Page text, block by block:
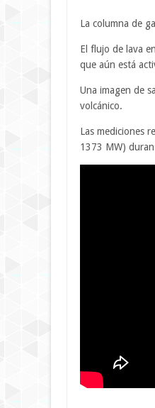
La columna de
El flujo de lava
que aún está
Una imagen de
volcánico.
Las mediciones
1373 MW)